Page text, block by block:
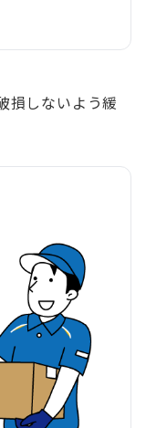
損しないよう緩